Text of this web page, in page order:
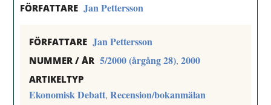
FÖRFATTARE Jan Pettersson
FÖRFATTARE Jan Pettersson
NUMMER / ÅR 5/2000 (årgång 28),2000
ARTIKELTYP
Ekonomisk Debatt,Recension/bokanmälan